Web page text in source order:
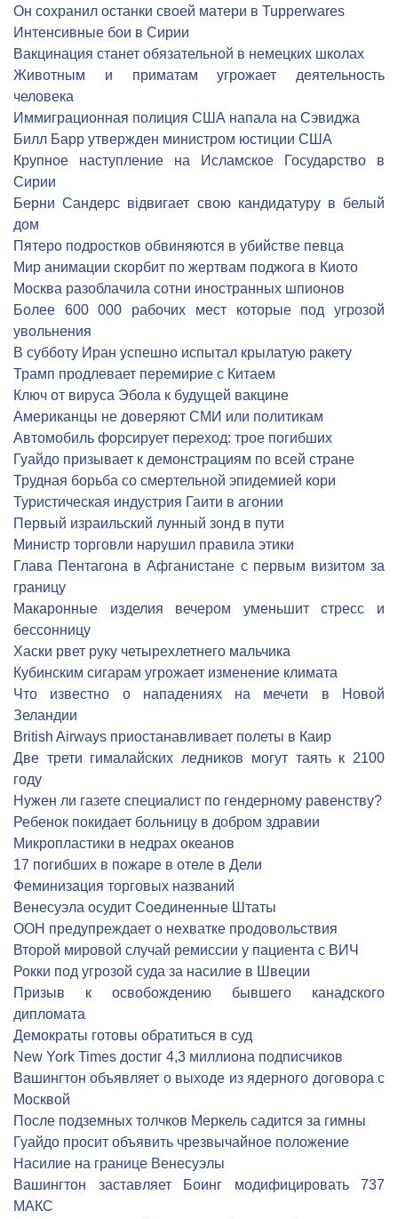
Он сохранил останки своей матери в Tupperwares
Интенсивные бои в Сирии
Вакцинация станет обязательной в немецких школах
Животным и приматам угрожает деятельность
человека
Иммиграционная полиция США напала на Сэвиджа
Билл Барр утвержден министром юстиции США
Крупное наступление на Исламское Государство в
Сирии
Берни Сандерс відвигает свою кандидатуру в белый
дом
Пятеро подростков обвиняются в убийстве певца
Мир анимации скорбит по жертвам поджога в Киото
Москва разоблачила сотни иностранных шпионов
Более 600 000 рабочих мест которые под угрозой
увольнения
В субботу Иран успешно испытал крылатую ракету
Трамп продлевает перемирие с Китаем
Ключ от вируса Эбола к будущей вакцине
Американцы не доверяют СМИ или политикам
Автомобиль форсирует переход: трое погибших
Гуайдо призывает к демонстрациям по всей стране
Трудная борьба со смертельной эпидемией кори
Туристическая индустрия Гаити в агонии
Первый израильский лунный зонд в пути
Министр торговли нарушил правила этики
Глава Пентагона в Афганистане с первым визитом за
границу
Макаронные изделия вечером уменьшит стресс и
бессонницу
Хаски рвет руку четырехлетнего мальчика
Кубинским сигарам угрожает изменение климата
Что известно о нападениях на мечети в Новой
Зеландии
British Airways приостанавливает полеты в Каир
Две трети гималайских ледников могут таять к 2100
году
Нужен ли газете специалист по гендерному равенству?
Ребенок покидает больницу в добром здравии
Микропластики в недрах океанов
17 погибших в пожаре в отеле в Дели
Феминизация торговых названий
Венесуэла осудит Соединенные Штаты
ООН предупреждает о нехватке продовольствия
Второй мировой случай ремиссии у пациента с ВИЧ
Рокки под угрозой суда за насилие в Швеции
Призыв к освобождению бывшего канадского
дипломата
Демократы готовы обратиться в суд
New York Times достиг 4,3 миллиона подписчиков
Вашингтон объявляет о выходе из ядерного договора с
Москвой
После подземных толчков Меркель садится за гимны
Гуайдо просит объявить чрезвычайное положение
Насилие на границе Венесуэлы
Вашингтон заставляет Боинг модифицировать 737
МАКС